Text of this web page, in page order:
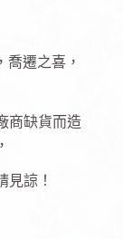
遷之喜，
商缺貨而造
見諒！